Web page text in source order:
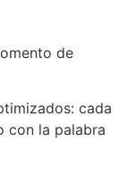
de
cada
con la palabra